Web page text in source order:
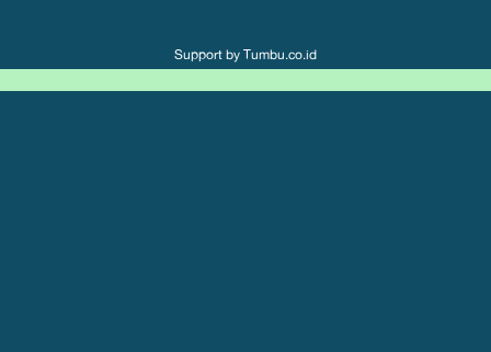
Support by Tumbu.co.id